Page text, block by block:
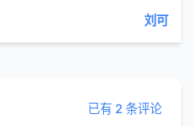
刘可
已有 2 条评论